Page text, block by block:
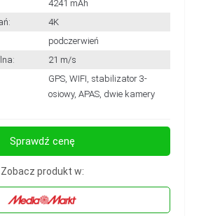
4241 mAh
4K
podczerwień
21 m/s
GPS, WIFI, stabilizator 3-
osiowy, APAS, dwie kamery
Sprawdź cenę
Zobacz produkt w: